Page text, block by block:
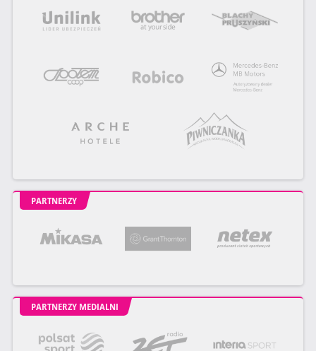
PARTNERZY
PARTNERZY MEDIALNI